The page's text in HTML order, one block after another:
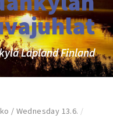
Lapland Finland
/ Wednesday 13.6. /